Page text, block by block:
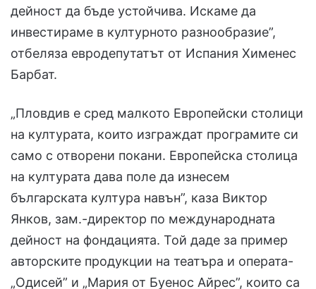
дейност да бъде устойчива. Искаме да
инвестираме в културното разнообразие”,
отбеляза евродепутатът от Испания Хименес
Барбат.
„Пловдив е сред малкото Европейски столици
на културата, които изграждат програмите си
само с отворени покани. Европейска столица
на културата дава поле да изнесем
българската култура навън”, каза Виктор
Янков, зам.-директор по международната
дейност на фондацията. Той даде за пример
авторските продукции на театъра и операта-
„Одисей” и „Мария от Буенос Айрес”, които са